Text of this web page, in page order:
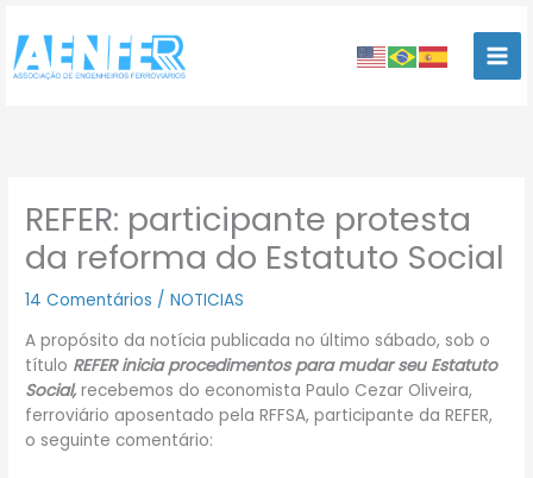
para
conteúdo
REFER: participante protesta
da reforma do Estatuto Social
14 Comentários /NOTICIAS
A propósito da notícia publicada no último sábado, sob o
título REFER inicia procedimentos para mudar seu Estatuto
Social,recebemos do economista Paulo Cezar Oliveira,
ferroviário aposentado pela RFFSA, participante da REFER,
o seguinte comentário: